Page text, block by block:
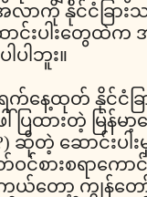
လာကို နိုင်ငံခြား
ောင်းပါးတွေထဲ
ါပါဘူး။
နေ့ထုတ် နိုင်ငံခြာ
ါ်ပြထားတဲ့ မြန်မ
ဆိုတဲ့ ဆောင်းပ
စားစရာကော
ကယ်တော့ ကျွန်တ